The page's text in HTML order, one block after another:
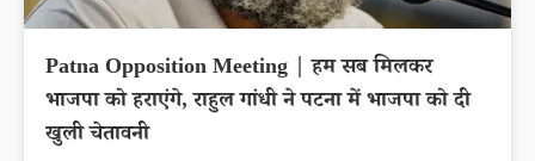
Patna Opposition Meeting | हम सब मिलकर
भाजपा को हराएंगे, राहुल गांधी ने पटना में भाजपा को दी
खुली चेतावनी